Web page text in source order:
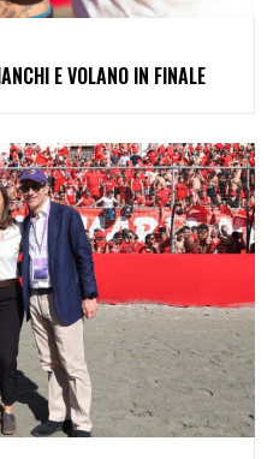
E VOLANO IN FINALE